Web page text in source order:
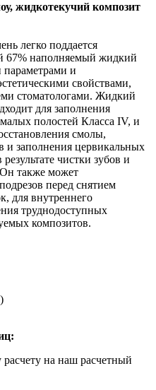
жидкотекучий композит
легко поддается
67% наполняемый жидкий
параметрами и
свойствами,
стоматологами. Жидкий
для заполнения
полостей Класса IV, и
смолы,
и заполнения цервикальных
чистки зубов и
также может
перед снятием
для внутреннего
труднодоступных
композитов.
на наш расчетный